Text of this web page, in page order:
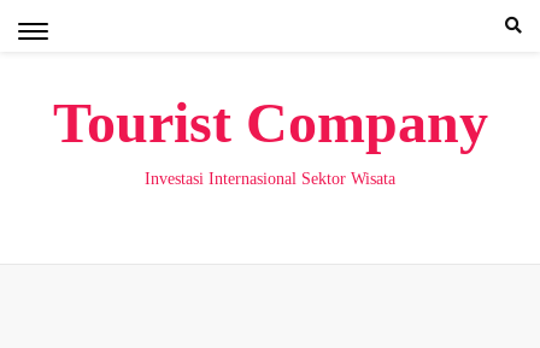
Tourist Company
Investasi Internasional Sektor Wisata